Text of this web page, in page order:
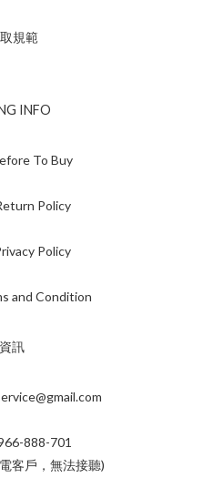
規範
INFO
To Buy
Policy
Policy
and Condition
訊
888-701
客戶，無法接聽)